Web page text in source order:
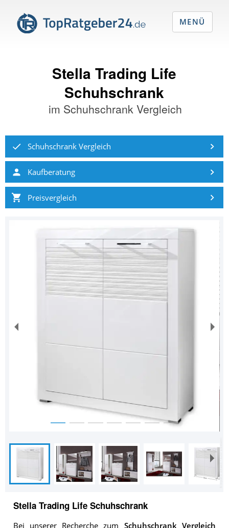
Stella Trading Life
Schuhschrank
im Schuhschrank Vergleich
Schuhschrank Vergleich
Kaufberatung
Preisvergleich
Stella Trading Life Schuhschrank
Bei unserer Recherche zum Schuhschrank Vergleich
MENÜ